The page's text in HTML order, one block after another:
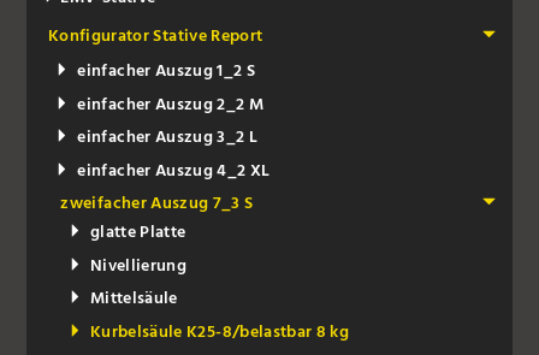
Konfigurator Stative Report
einfacher Auszug 1_2 S
einfacher Auszug 2_2 M
einfacher Auszug 3_2 L
einfacher Auszug 4_2 XL
zweifacher Auszug 7_3 S
glatte Platte
Nivellierung
Mittelsäule
Kurbelsäule K25-8/belastbar 8 kg